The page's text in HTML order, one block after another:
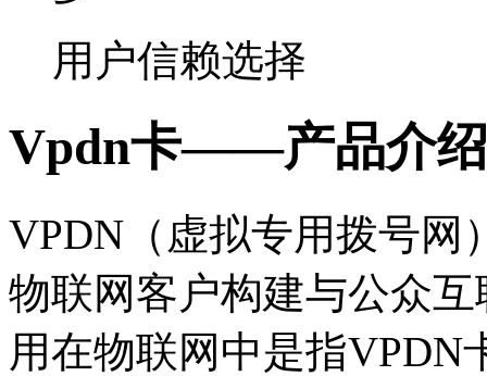
用户信赖选择
Vpdn卡——产品介绍
VPDN（虚拟专用拨号网
物联网客户构建与公众
用在物联网中是指VPDN